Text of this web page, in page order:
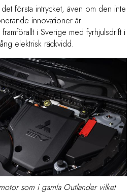
första intrycket, även om den inte
innovationer är
i Sverige med fyrhjulsdrift i
elektrisk räckvidd.
som i gamla Outlander vilket